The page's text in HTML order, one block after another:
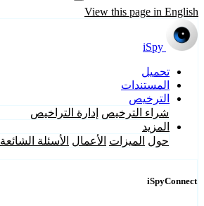
View this page in English
iSpy
تحميل
المستندات
الترخيص
شراء الترخيص إدارة التراخيص
المزيد
حول الميزات الأعمال الأسئلة الشائعة
iSpyConnect